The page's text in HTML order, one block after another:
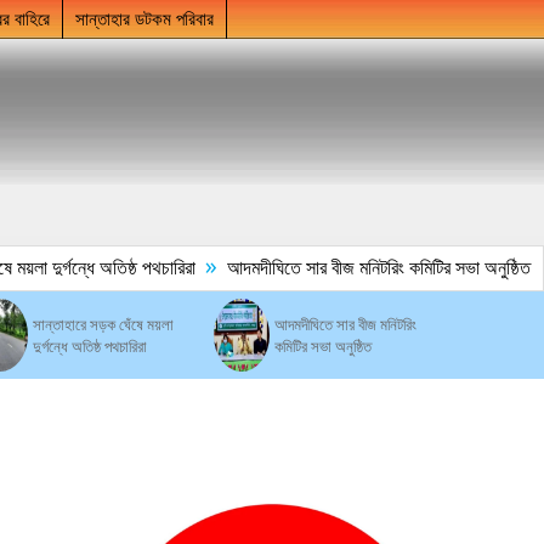
বাহিরে সান্তাহার ডটকম পরিবার
দুর্গন্ধে অতিষ্ঠ পথচারিরা » আদমদীঘিতে সার বীজ মনিটরিং কমিটির সভা অনুষ্ঠিত
সান্তাহারে সড়ক ঘেঁষে ময়লা
দুর্গন্ধে অতিষ্ঠ পথচারিরা
আদমদীঘিতে সার বীজ মনিটরিং
কমিটির সভা অনুষ্ঠিত